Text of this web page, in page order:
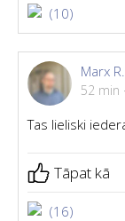
(10)
Marx R.
52 min ·
Tas lieliski
Tāpat kā
(16)